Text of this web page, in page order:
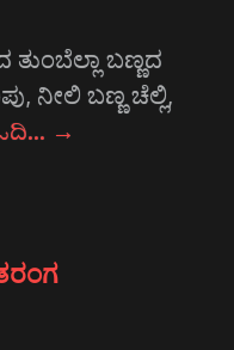
ತುಂಬೆಲ್ಲಾ ಬಣ್ಣದ
ನೀಲಿ ಬಣ್ಣ ಚೆಲ್ಲಿ,
→